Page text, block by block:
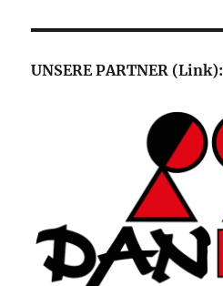
UNSERE PARTNER (Link):